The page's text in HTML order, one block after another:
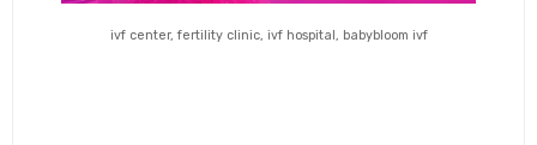
ivf center, fertility clinic, ivf hospital, babybloom ivf